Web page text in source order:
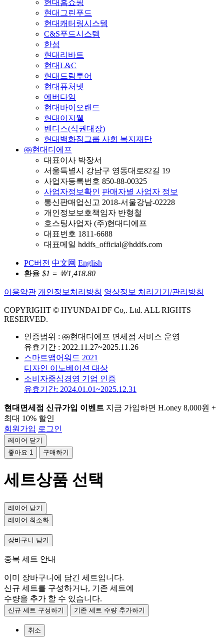
현대홈쇼핑
현대그린푸드
현대캐터링시스템
C&S푸드시스템
한섬
현대리바트
현대L&C
현대드림투어
현대퓨처넷
에버다임
현대바이오랜드
현대이지웰
벤디스(식권대장)
현대백화점그룹 사회 복지재단
㈜현대디에프
대표이사 박장서
서울특별시 강남구 영동대로82길 19
사업자등록번호 850-88-00325
사업자정보확인 판매자별 사업자 정보
통신판매업신고 2018-서울강남-02228
개인정보보호책임자 반형철
호스팅사업자 (주)현대디에프
대표번호 1811-6688
대표메일 hddfs_official@hddfs.com
PC버전 中文网 English
환율 $1 = ￦1,418.80
이용약관 개인정보처리방침 영상정보 처리기기/관리방침
COPYRIGHT © HYUNDAI DF Co,. Ltd. ALL RIGHTS
RESERVED.
인증범위 : ㈜현대디에프 면세점 서비스 운영
유효기간 : 2022.11.27~2025.11.26
스마트앱어워드 2021
디자인 이노베이션 대상
소비자중심경영 기업 인증
유효기간: 2024.01.01~2025.12.31
현대면세점 신규가입 이벤트 지금 가입하면 H.oney 8,000원 +
최대 10% 할인
회원가입 로그인
레이어 닫기
좋아요 1 구매하기
세트상품 선택
레이어 닫기
레이어 최소화
장바구니 담기
중복 세트 안내
이미 장바구니에 담긴 세트입니다.
신규 세트를 구성하거나, 기존 세트에
수량을 추가 할 수 있습니다.
신규 세트 구성하기 기존 세트 수량 추가하기
취소